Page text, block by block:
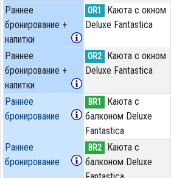
Раннее
бронирование +
напитки
OR1
Каюта с окном
Deluxe Fantastica
Раннее
бронирование +
напитки
OR2
Каюта с окном
Deluxe Fantastica
Раннее
бронирование
BR1
Каюта с
балконом Deluxe
Fantastica
Раннее
бронирование
BR2
Каюта с
балконом Deluxe